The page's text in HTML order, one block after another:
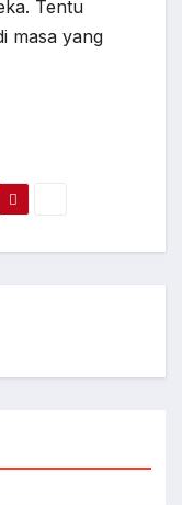
Tentu
masa yang